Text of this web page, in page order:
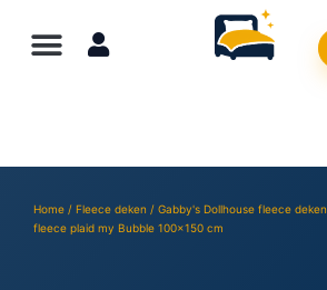
Home / Fleece deken / Gabby's Dollhouse fleece deken
fleece plaid my Bubble 100×150 cm